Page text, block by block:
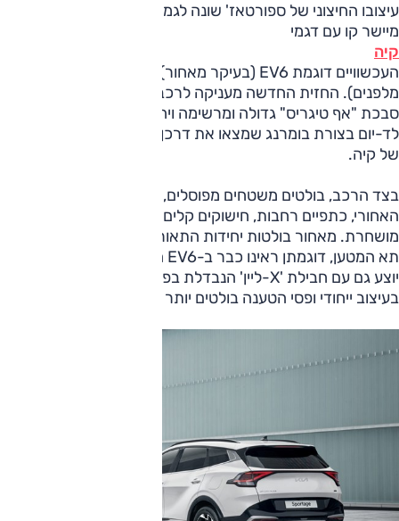
עיצובו החיצוני של ספורטאז' שונה לגמרי מזה של הדור היוצא,
מיישר קו עם דגמי
קיה
העכשוויים דוגמת EV6 (בעיקר מאחור) ואופטימה (יחידות תאורה
מלפנים). החזית החדשה מעניקה לרכב נוכחות בולטת בזכות
סבכת "אף טיגריס" גדולה ומרשימה ויחידות תאורה הכוללות פסי
לד-יום בצורת בומרנג שמצאו את דרכן לשפת העיצוב העדכנית
של קיה.
בצד הרכב, בולטים משטחים מפוסלים, גג המשתפל מעט בחלקו
מושחרת. מאחור בולטות יחידות התאורה וסיומת ייחודית לדלת
תא המטען, דוגמתן ראינו כבר ב-EV6 החשמלי. בנוסף, ספורטאז'
יוצע גם עם חבילת 'X-ליין' הנבדלת בפגושים שונים, חישוקים
בעיצוב ייחודי ופסי הטענה בולטים יותר ליצירת מראה קשוח יותר.